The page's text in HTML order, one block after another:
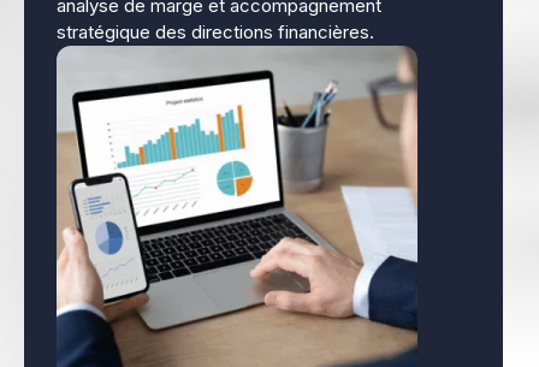
analyse de marge et accompagnement
stratégique des directions financières.